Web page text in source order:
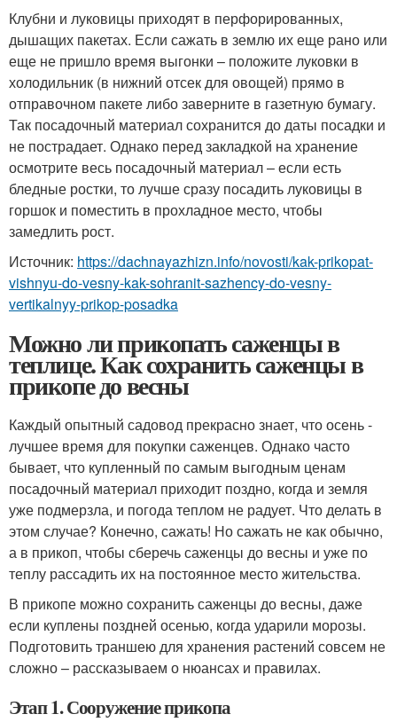
Клубни и луковицы приходят в перфорированных,
дышащих пакетах. Если сажать в землю их еще рано или
еще не пришло время выгонки – положите луковки в
холодильник (в нижний отсек для овощей) прямо в
отправочном пакете либо заверните в газетную бумагу.
Так посадочный материал сохранится до даты посадки и
не пострадает. Однако перед закладкой на хранение
осмотрите весь посадочный материал – если есть
бледные ростки, то лучше сразу посадить луковицы в
горшок и поместить в прохладное место, чтобы
замедлить рост.
Источник: https://dachnayazhizn.info/novosti/kak-prikopat-
vishnyu-do-vesny-kak-sohranit-sazhency-do-vesny-
vertikalnyy-prikop-posadka
Можно ли прикопать саженцы в
теплице. Как сохранить саженцы в
прикопе до весны
Каждый опытный садовод прекрасно знает, что осень -
лучшее время для покупки саженцев. Однако часто
бывает, что купленный по самым выгодным ценам
посадочный материал приходит поздно, когда и земля
уже подмерзла, и погода теплом не радует. Что делать в
этом случае? Конечно, сажать! Но сажать не как обычно,
а в прикоп, чтобы сберечь саженцы до весны и уже по
теплу рассадить их на постоянное место жительства.
В прикопе можно сохранить саженцы до весны, даже
если куплены поздней осенью, когда ударили морозы.
Подготовить траншею для хранения растений совсем не
сложно – рассказываем о нюансах и правилах.
Этап 1. Сооружение прикопа